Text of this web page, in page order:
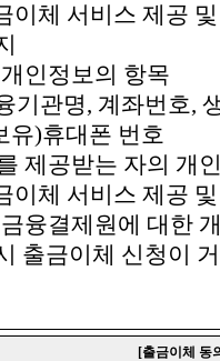
이체 서비스 제공
인정보의 항목
기관명, 계좌번호,
유)휴대폰 번호
제공받는 자의 개
이체 서비스 제공
융결제원에 대한
출금이체 신청이
[출금이체 동